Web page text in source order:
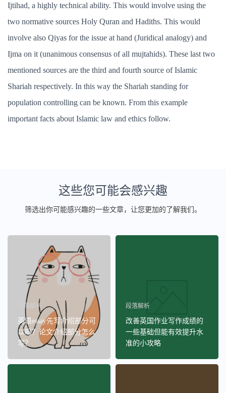
Ijtihad, a highly technical ability. This would involve using the
two normative sources Holy Quran and Hadiths. This would
involve also Qiyas for the issue at hand (Juridical analogy) and
Ijma on it (unanimous consensus of all mujtahids). These last two
mentioned sources are the third and fourth source of Islamic
Shariah respectively. In this way the Shariah standing for
population controlling can be known. From this example
important facts about Islamic law and ethics follow.
这些您可能会感兴趣
筛选出你可能感兴趣的一些文章，让您更加的了解我们。
段落解析
英语essay先写介绍部分可
以吗？论文介绍部分怎么
写？
段落解析
改善英国作业写作成绩的
一些基础但能有效提升水
准的小攻略